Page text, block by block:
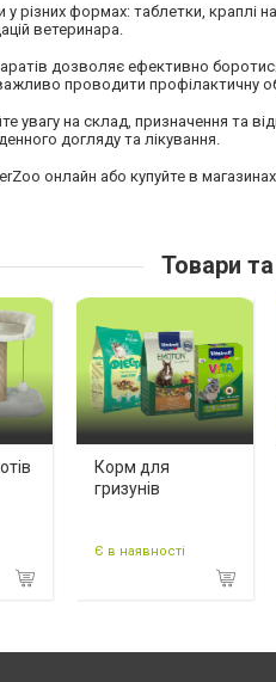
формах: таблетки, краплі
ветеринара.
дозволяє ефективно
проводити профілактичну
увагу на склад, призначення та
догляду та лікування.
онлайн або купуйте в
Товари
Корм для
гризунів
Є в наявності